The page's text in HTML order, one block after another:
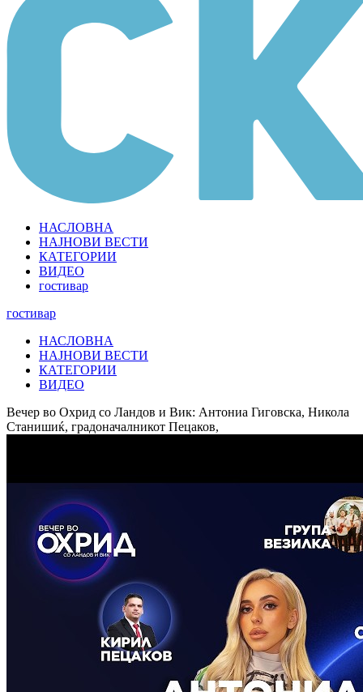
НАСЛОВНА
НАЈНОВИ ВЕСТИ
КАТЕГОРИИ
ВИДЕО
гостивар
гостивар
НАСЛОВНА
НАЈНОВИ ВЕСТИ
КАТЕГОРИИ
ВИДЕО
Вечер во Охрид со Ландов и Вик: Антониа Гиговска, Никола
Станишиќ, градоначалникот Пецаков,